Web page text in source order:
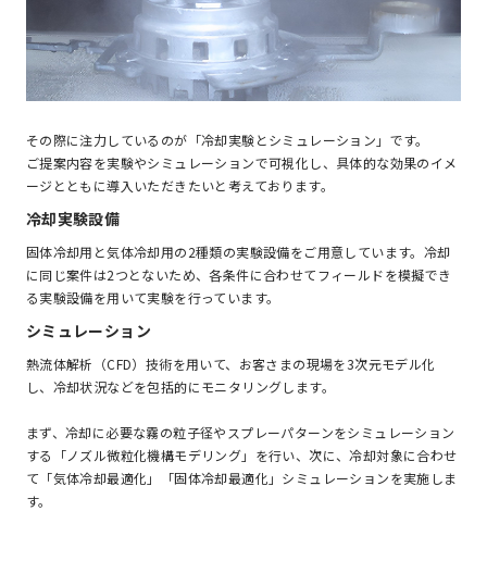
その際に注力しているのが「冷却実験とシミュレーション」です。
ご提案内容を実験やシミュレーションで可視化し、具体的な効果のイメ
ージとともに導入いただきたいと考えております。
冷却実験設備
固体冷却用と気体冷却用の2種類の実験設備をご用意しています。冷却
に同じ案件は2つとないため、各条件に合わせてフィールドを模擬でき
る実験設備を用いて実験を行っています。
シミュレーション
熱流体解析（CFD）技術を用いて、お客さまの現場を3次元モデル化
し、冷却状況などを包括的にモニタリングします。
まず、冷却に必要な霧の粒子径やスプレーパターンをシミュレーション
する「ノズル微粒化機構モデリング」を行い、次に、冷却対象に合わせ
て「気体冷却最適化」「固体冷却最適化」シミュレーションを実施しま
す。